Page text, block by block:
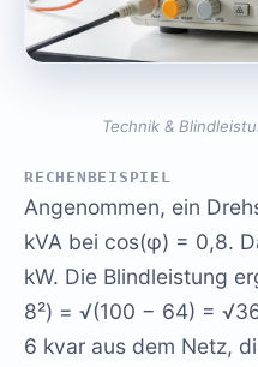
Technik &
RECHENBEISPIEL
Angenommen, ein
kVA bei cos(φ) = 0,8.
kW. Die Blindleistung
8²) = √(100 − 64) =
6 kvar aus dem Netz,